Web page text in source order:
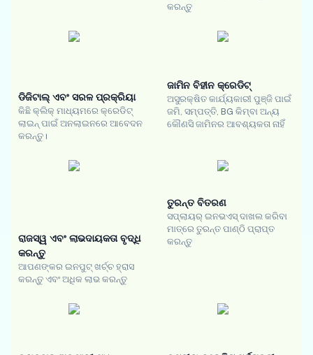
କରନ୍ତୁ
ଡିଜିଟାଲ୍ ଏବଂ ସରଳ ପ୍ରକ୍ରିୟା
କିଛି କ୍ଲିକ୍ ମାଧ୍ୟମରେ କ୍ରେଡିଟ୍
ଲାଇନ୍ ପାଇଁ ଅନଲାଇନରେ ଆବେଦନ
କରନ୍ତୁ।
ଜାମିନ ବିହୀନ କ୍ରେଡିଟ୍
ଅସୁରକ୍ଷିତ କାର୍ଯ୍ୟକାରୀ ପୁଞ୍ଜି ପାଇଁ
ଜମି, ସମ୍ପତ୍ତି, BG କିମ୍ବା ଅନ୍ୟ
କୌଣସି ଜାମିନର ଆବଶ୍ୟକତା ନାହିଁ
ରାଜସ୍ୱ ଏବଂ ଲାଭଦାୟକତା ବୃଦ୍ଧି
କରନ୍ତୁ
ଆପଣଙ୍କର ଇନପୁଟ୍ ଖର୍ଚ୍ଚ ହ୍ରାସ
କରନ୍ତୁ ଏବଂ ଅଧିକ ଲାଭ କରନ୍ତୁ
ତୁରନ୍ତ ବିତରଣ
ସପ୍ଲାୟର୍ ଇନଭଏସ୍ ଦାଖଲ କରିବା
ମାତ୍ରେ ତୁରନ୍ତ ପାଣ୍ଠି ପ୍ରାପ୍ତ
କରନ୍ତୁ